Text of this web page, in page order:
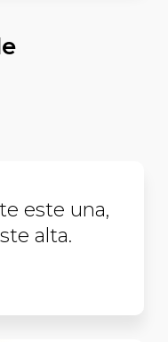
este una,
alta.